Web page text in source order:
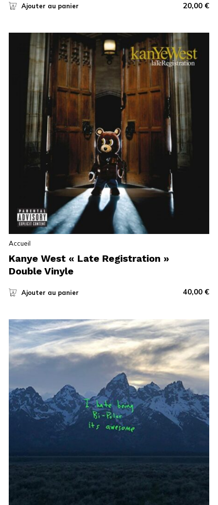
Ajouter au panier 20,00 €
Accueil
Kanye West « Late Registration »
Double Vinyle
Ajouter au panier 40,00 €